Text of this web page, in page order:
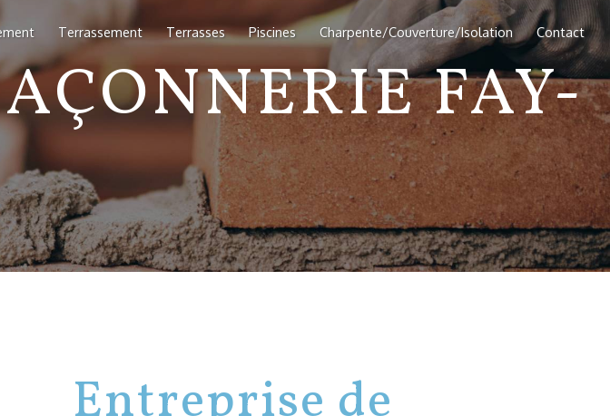
Terrassement Terrasses Piscines Charpente/Couverture/Isolation Contact
FAY-